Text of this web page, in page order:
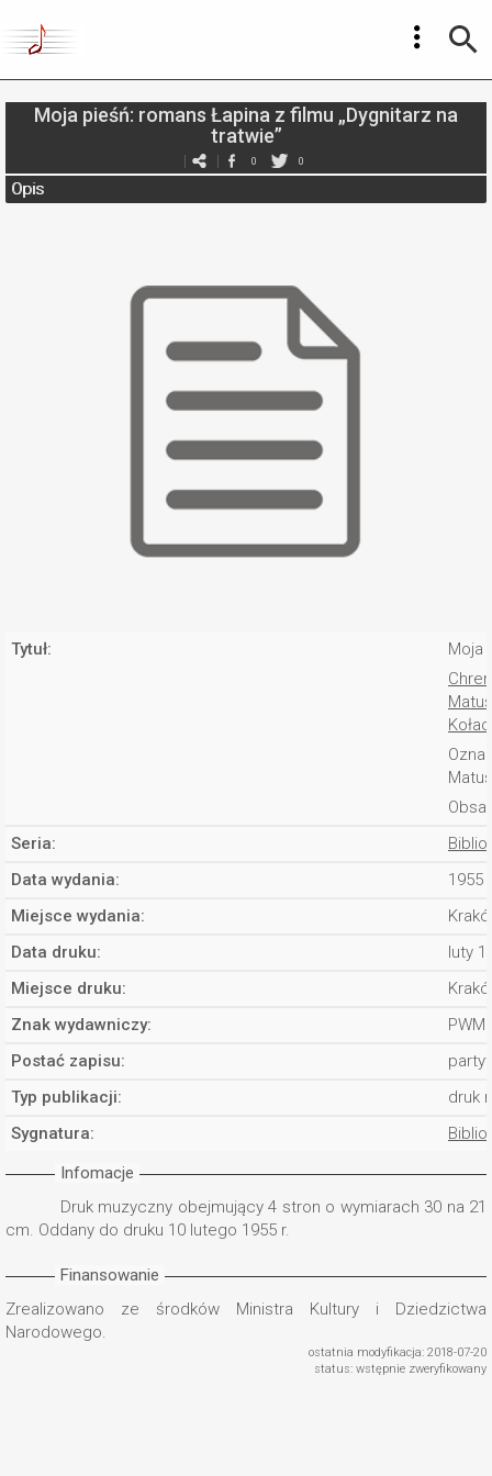
Moja pieśń: romans Łapina z filmu „Dygnitarz na
tratwie”
0 0
Opis
Tytuł:
Moja
Seria:
Data wydania:
1955
Miejsce wydania:
Data druku:
luty
Miejsce druku:
Znak wydawniczy:
PWM
Postać zapisu:
Typ publikacji:
druk
Sygnatura:
Infomacje
Druk muzyczny obejmujący 4 stron o wymiarach 30 na 21
cm. Oddany do druku 10 lutego 1955 r.
Finansowanie
Zrealizowano ze środków Ministra Kultury i Dziedzictwa
Narodowego.
ostatnia modyfikacja: 2018-07-20
status: wstępnie zweryfikowany